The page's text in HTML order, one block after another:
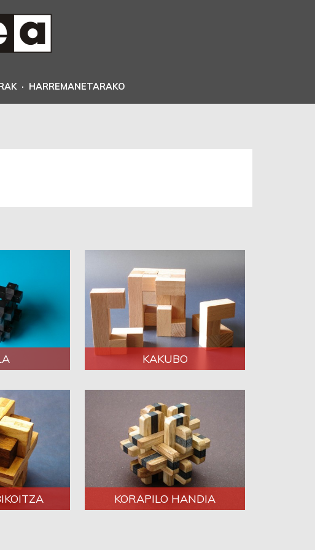
· HARREMANETARAKO
KAKUBO
KORAPILO HANDIA